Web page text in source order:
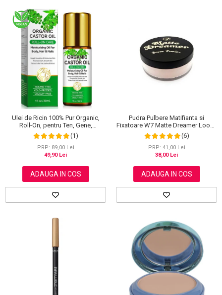
Ulei de Ricin 100% Pur Organic,
Roll-On, pentru Ten, Gene,
Sprancene, Unghii, 30 ml
(1)
PRP: 89,00 Lei
49,90 Lei
ADAUGA IN COS
Pudra Pulbere Matifianta si
Fixatoare W7 Matte Dreamer Loose
Powder - Classy Cameo, 20g
(6)
PRP: 41,00 Lei
38,00 Lei
ADAUGA IN COS